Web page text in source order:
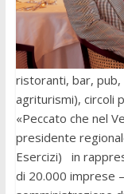
ristoranti, bar,
agriturismi), circoli
«Peccato che nel
presidente
Esercizi) in
di 20.000 imprese